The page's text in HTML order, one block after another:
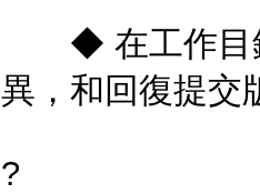
◆ 在工作目錄
異，和回復提交
?